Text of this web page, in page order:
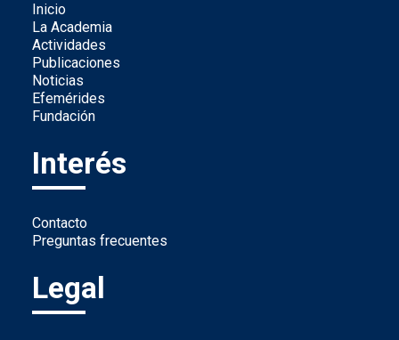
Inicio
La Academia
Actividades
Publicaciones
Noticias
Efemérides
Fundación
Interés
Contacto
Preguntas frecuentes
Legal